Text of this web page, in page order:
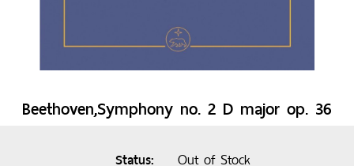
Beethoven,Symphony no. 2 D major op. 36
Status Out of Stock